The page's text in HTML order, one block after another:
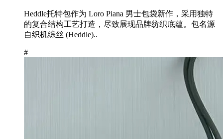
Heddle托特包作为 Loro Piana 男士包袋新作，采用独特
的复合结构工艺打造，尽致展现品牌纺织底蕴。包名源
自织机综丝 (Heddle)..
#